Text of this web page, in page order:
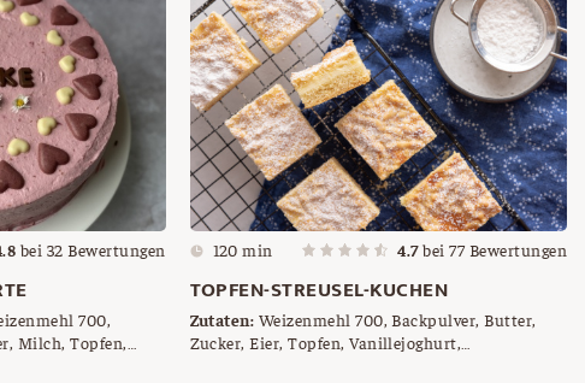
bei 32 Bewertungen
700,
Milch, Topfen,
120 min 4.7bei77Bewertungen
TOPFEN-STREUSEL-KUCHEN
Zutaten: Weizenmehl 700, Backpulver, Butter,
Zucker, Eier, Topfen, Vanillejoghurt,